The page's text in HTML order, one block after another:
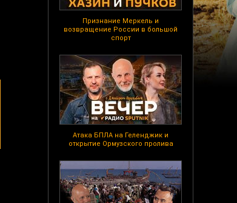
Признание Меркель и
возвращение России в большой
спорт
Атака БПЛА на Геленджик и
открытие Ормузского пролива